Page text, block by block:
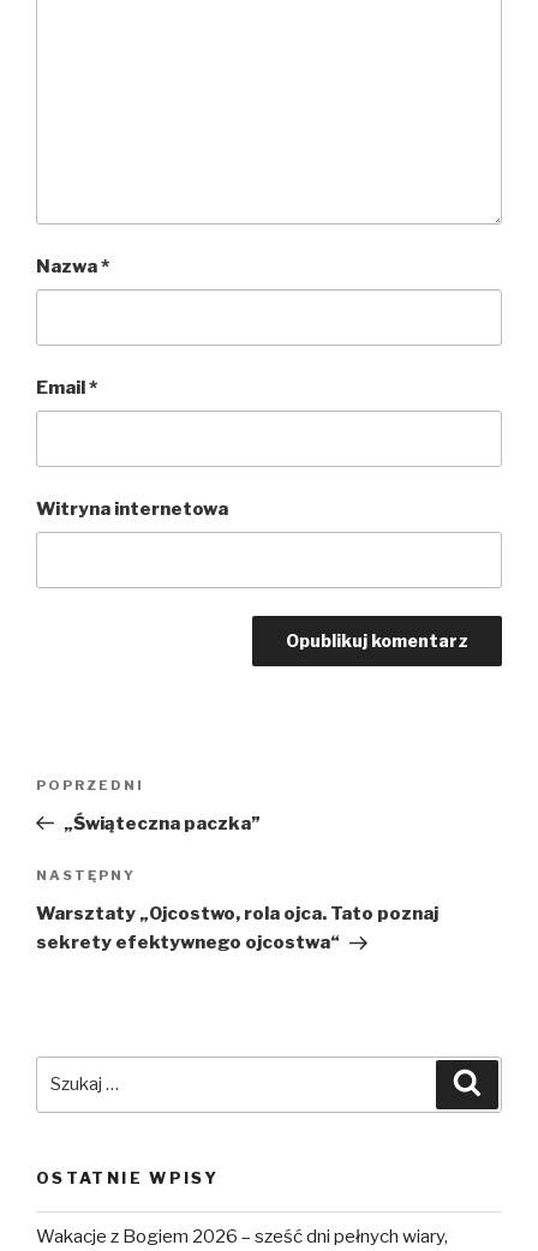
Nazwa*
Email*
Witryna internetowa
Nawigacja
wpisu
Poprzedni
wpis
POPRZEDNI
„Świąteczna paczka”
Następny
wpis
NASTĘPNY
Warsztaty „Ojcostwo, rola ojca. Tato poznaj
sekrety efektywnego ojcostwa“
OSTATNIE WPISY
Wakacje z Bogiem 2026 – sześć dni pełnych wiary,